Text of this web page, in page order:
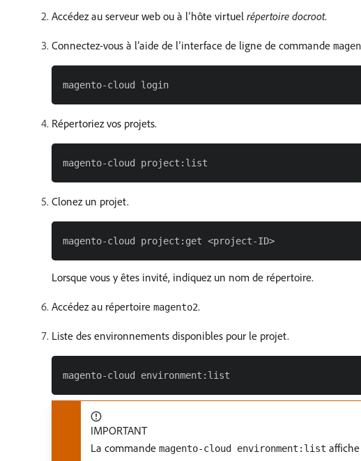
Accédez au serveur web ou à l’hôte virtuel répertoire docroot.
Connectez-vous à l’aide de l’interface de ligne de commande
Répertoriez vos projets.
Clonez un projet.
Lorsque vous y êtes invité, indiquez un nom de répertoire.
Accédez au répertoire magento2.
Liste des environnements disponibles pour le projet.
IMPORTANT
La commande magento-cloud environment:list